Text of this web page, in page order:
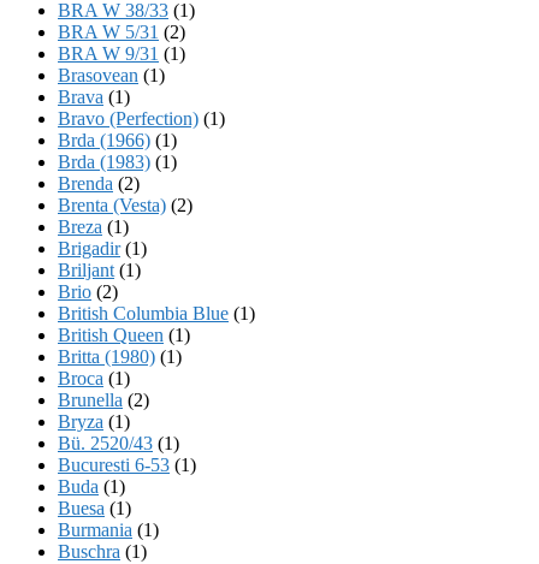
BRA W 38/33 (1)
BRA W 5/31 (2)
BRA W 9/31 (1)
Brasovean (1)
Brava (1)
Bravo (Perfection) (1)
Brda (1966) (1)
Brda (1983) (1)
Brenda (2)
Brenta (Vesta) (2)
Breza (1)
Brigadir(1)
Briljant (1)
Brio (2)
British Columbia Blue (1)
British Queen (1)
Britta (1980) (1)
Broca (1)
Brunella (2)
Bryza (1)
Bü. 2520/43 (1)
Bucuresti 6-53 (1)
Buda (1)
Buesa (1)
Burmania (1)
Buschra (1)